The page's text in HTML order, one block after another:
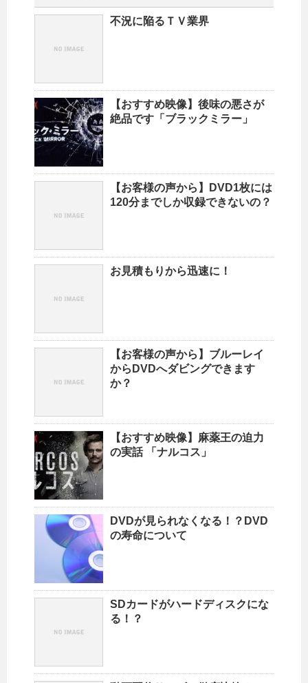
不況に陥るＴＶ業界
【おすすめ映像】後味の悪さが
絶品です「ブラックミラー」
【お客様の声から】DVD1枚には
120分までしか収録できないの？
お見積もりから迅速に！
【お客様の声から】ブルーレイ
からDVDへダビングできます
か？
【おすすめ映像】麻薬王の迫力
の実話 「ナルコス」
DVDが見られなくなる！？DVD
の寿命について
SDカードがハードディスクにな
る！？